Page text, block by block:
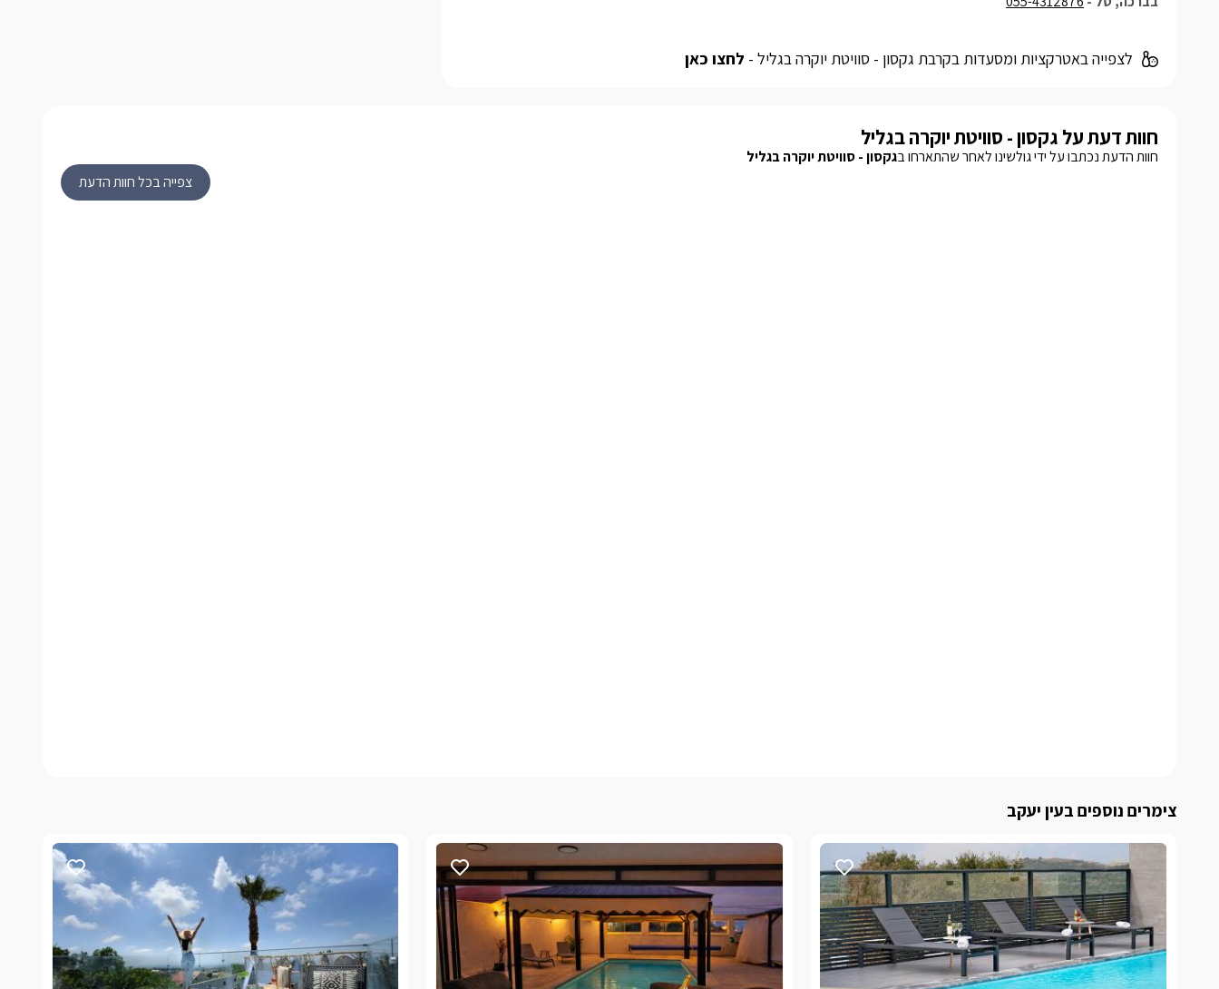
לצפייה באטרקציות ומסעדות בקרבת גקסון - סוויטת יוקרה בגליל - לחצו כאן
חוות דעת על גקסון - סוויטת יוקרה בגליל
חוות הדעת נכתבו על ידי גולשינו לאחר שהתארחו בגקסון - סוויטת יוקרה בגליל
צפייה בכל חוות הדעת
צימרים נוספים בעין יעקב